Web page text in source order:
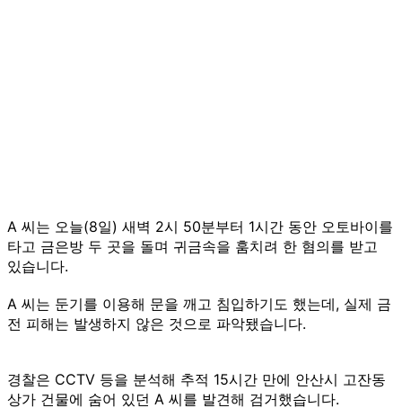
A 씨는 오늘(8일) 새벽 2시 50분부터 1시간 동안 오토바이를
타고 금은방 두 곳을 돌며 귀금속을 훔치려 한 혐의를 받고
있습니다.
A 씨는 둔기를 이용해 문을 깨고 침입하기도 했는데, 실제 금
전 피해는 발생하지 않은 것으로 파악됐습니다.
경찰은 CCTV 등을 분석해 추적 15시간 만에 안산시 고잔동
상가 건물에 숨어 있던 A 씨를 발견해 검거했습니다.